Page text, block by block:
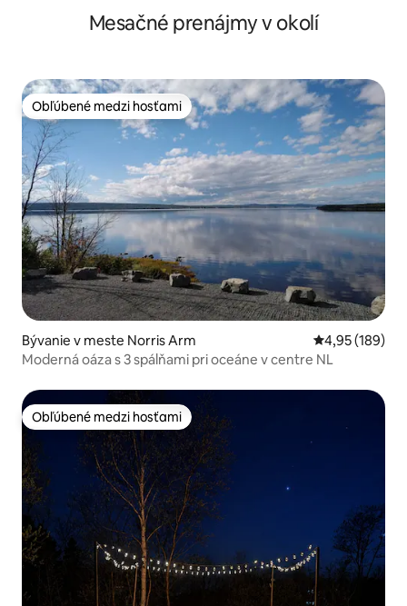
Mesačné prenájmy v okolí
Obľúbené medzi hosťami
Obľúbené medzi hosťami
Bývanie v meste Norris Arm Priemerné
4,95 (189)
Moderná oáza s 3 spálňami pri oceáne v centre NL
Obľúbené medzi hosťami
Obľúbené medzi hosťami